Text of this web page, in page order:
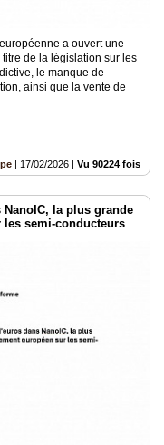
a ouvert une
de la législation sur les
le manque de
ainsi que la vente de
| 17/02/2026 | Vu 90224 fois
la plus grande
les semi-conducteurs